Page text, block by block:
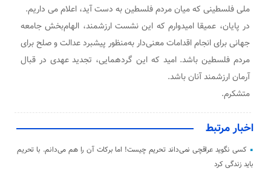
ملی فلسطینی که میان مردم فلسطین به دست آید، اعلام می داریم.
در پایان، عمیقا امیدوارم که این نشست ارزشمند، الهام‌بخش جامعه
جهانی برای انجام اقدامات معنی‌دار به‌منظور پیشبرد عدالت و صلح برای
مردم فلسطین باشد. امید که این گردهمایی، تجدید عهدی در قبال
آرمان ارزشمند آنان باشد.
متشکرم.
اخبار مرتبط
کسی نگوید عراقچی نمی‌داند تحریم چیست! اما برکات آن را هم می‌دانم. با تحریم
باید زندگی کرد